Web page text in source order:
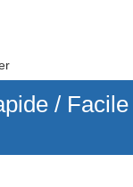
/ Facile